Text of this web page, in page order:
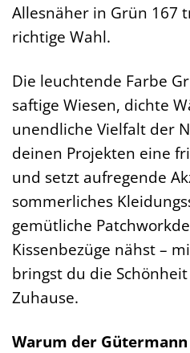
Allesnäher in Grün 167
richtige Wahl.
Die leuchtende Farbe
saftige Wiesen, dichte
unendliche Vielfalt der
deinen Projekten eine
und setzt aufregende
sommerliches
gemütliche
Kissenbezüge nähst –
bringst du die
Zuhause.
Warum der